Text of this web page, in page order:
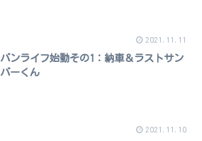
2021.11.11
バンライフ始動その1：納車＆ラストサン
バーくん
2021.11.10